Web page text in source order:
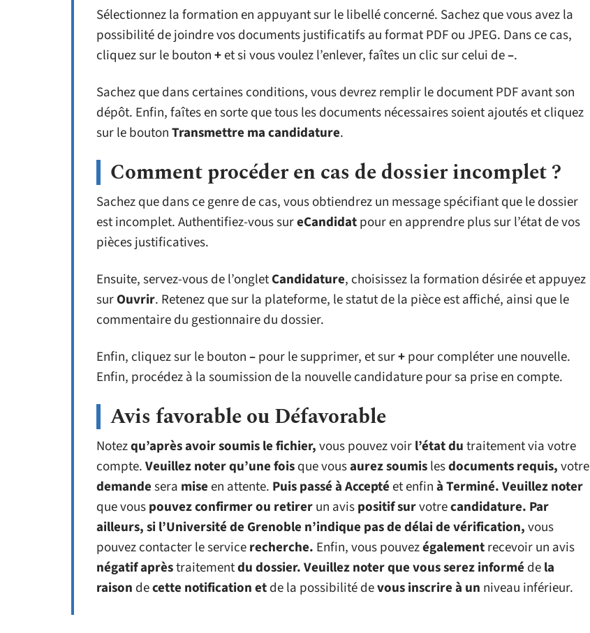
Sélectionnez la formation en appuyant sur le libellé concerné. Sachez que vous avez la
possibilité de joindre vos documents justificatifs au format PDF ou JPEG. Dans ce cas,
cliquez sur le bouton+et si vous voulez l’enlever, faîtes un clic sur celui de–.
Sachez que dans certaines conditions, vous devrez remplir le document PDF avant son
dépôt. Enfin, faîtes en sorte que tous les documents nécessaires soient ajoutés et cliquez
sur le boutonTransmettre ma candidature.
Comment procéder en cas de dossier incomplet ?
Sachez que dans ce genre de cas, vous obtiendrez un message spécifiant que le dossier
est incomplet. Authentifiez-vous sureCandidatpour en apprendre plus sur l’état de vos
pièces justificatives.
Ensuite, servez-vous de l’ongletCandidature, choisissez la formation désirée et appuyez
surOuvrir. Retenez que sur la plateforme, le statut de la pièce est affiché, ainsi que le
commentaire du gestionnaire du dossier.
Enfin, cliquez sur le bouton–pour le supprimer, et sur+pour compléter une nouvelle.
Enfin, procédez à la soumission de la nouvelle candidature pour sa prise en compte.
Avis favorable ou Défavorable
Notezqu’après avoir soumis le fichier,vous pouvez voirl’état dutraitement via votre
compte.Veuillez noter qu’une foisque vousaurez soumislesdocuments requis,votre
demandesera miseen attente. Puis passé à Acceptéet enfinà Terminé.Veuillez noter
que vouspouvez confirmer ou retirerun avispositif survotrecandidature. Par
ailleurs, si l’Université de Grenoble n’indique pas de délai de vérification,vous
pouvez contacter le servicerecherche. Enfin, vous pouvezégalementrecevoir un avis
négatif aprèstraitementdu dossier. Veuillez noter que vous serez informé dela
raison decette notification etde la possibilité devous inscrire à un niveau inférieur.